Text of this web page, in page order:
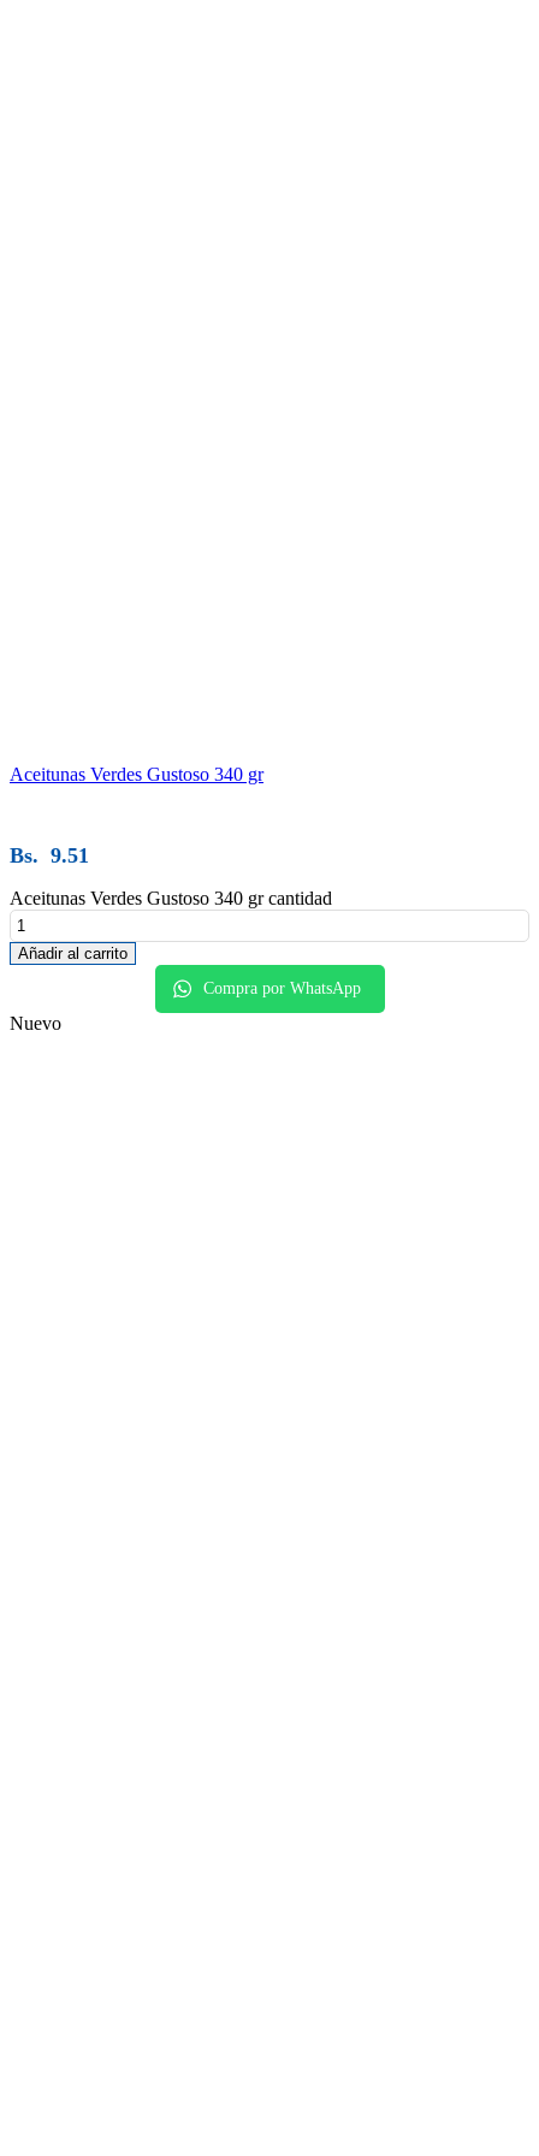
Aceitunas Verdes Gustoso 340 gr
Bs. 9.51
Aceitunas Verdes Gustoso 340 gr cantidad
Añadir al carrito
Compra por WhatsApp
Nuevo